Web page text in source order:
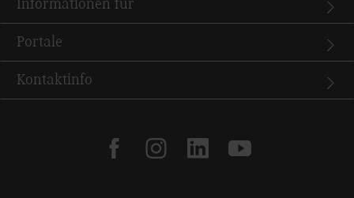
Informationen für
Portale
Kontaktinfo
facebookinstagramlinkedinyoutube